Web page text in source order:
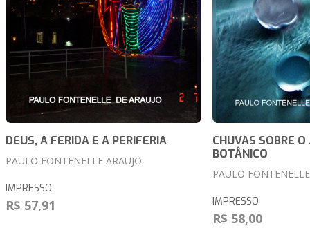
DEUS, A FERIDA E A PERIFERIA
PAULO FONTENELLE ARAUJO
IMPRESSO
R$ 57,91
CHUVAS SOBRE O
BOTÂNICO
PAULO
IMPRESSO
R$ 58,00